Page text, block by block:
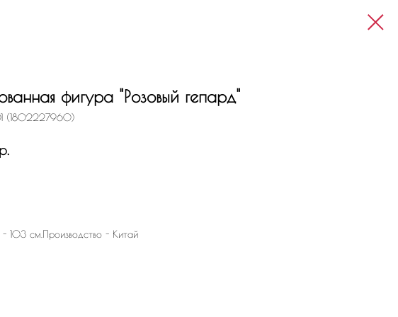
фигура "Розовый гепард"
(1802227960)
р.
- 103 см.Производство - Китай